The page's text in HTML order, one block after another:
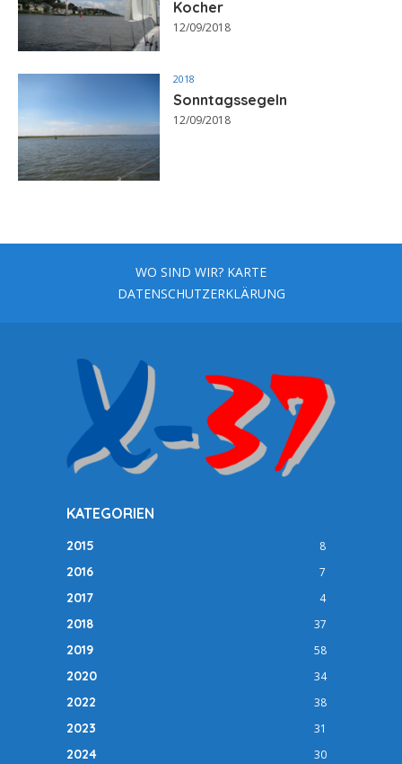
Kocher
12/09/2018
2018
Sonntagssegeln
12/09/2018
WO SIND WIR? KARTE
DATENSCHUTZERKLÄRUNG
KATEGORIEN
2015 8
2016 7
2017 4
2018 37
2019 58
2020 34
2022 38
2023 31
2024 30